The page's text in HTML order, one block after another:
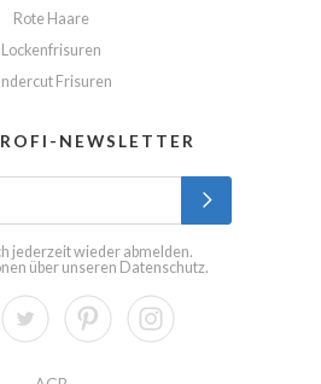
Rote Haare
Lockenfrisuren
Frisuren
NEWSLETTER
jederzeit wieder abmelden.
über unseren Datenschutz.